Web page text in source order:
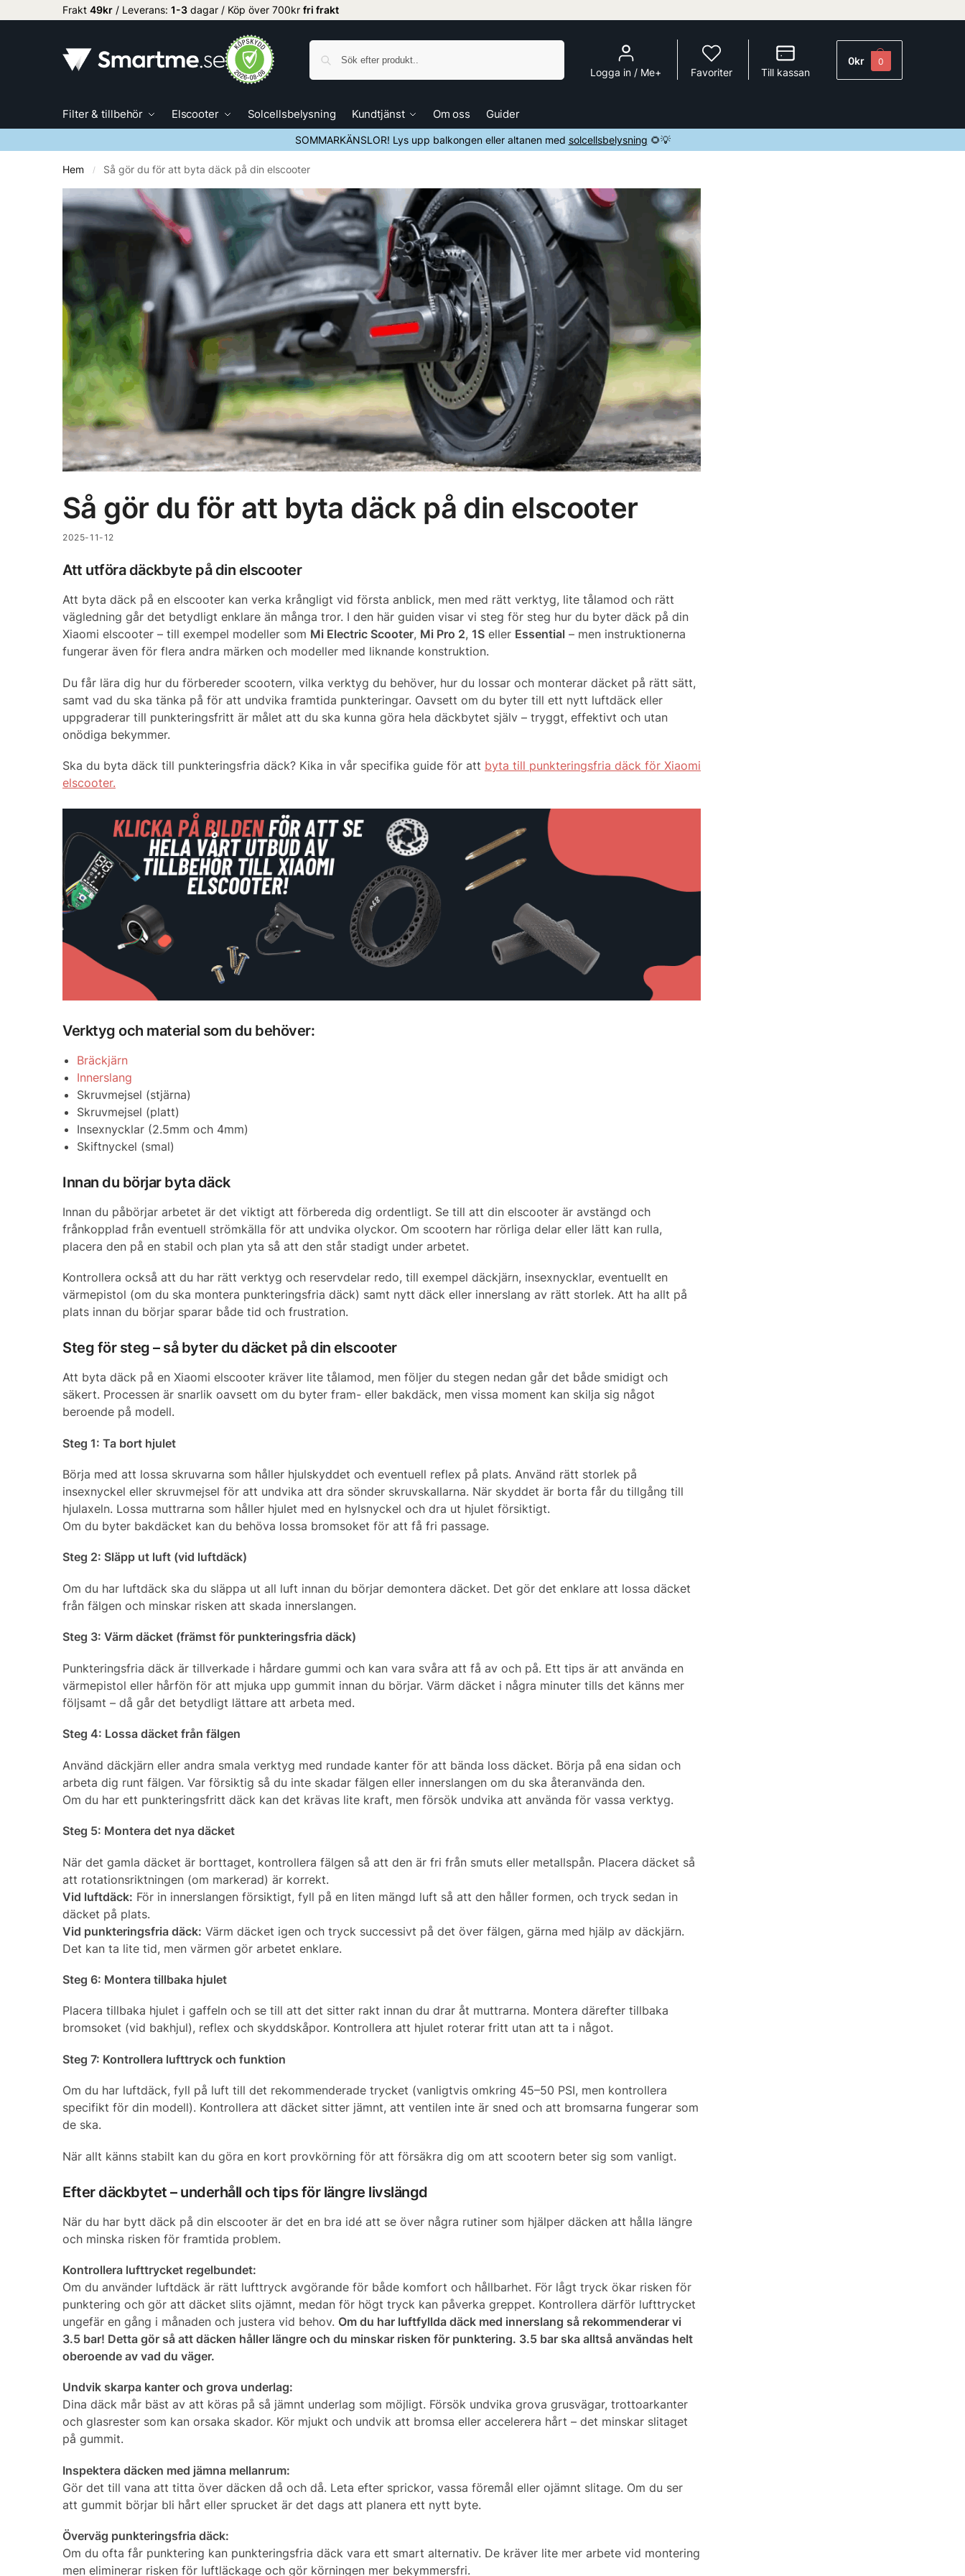
Frakt 49kr / Leverans: 1-3 dagar / Köp över 700kr fri frakt
Logga in / Me+ Favoriter Till kassan
0kr 0
Filter & tillbehör Elscooter Solcellsbelysning Kundtjänst Om oss Guider
SOMMARKÄNSLOR! Lys upp balkongen eller altanen med solcellsbelysning 🌻💡
Hem / Så gör du för att byta däck på din elscooter
Så gör du för att byta däck på din elscooter
2025-11-12
Att utföra däckbyte på din elscooter
Att byta däck på en elscooter kan verka krångligt vid första anblick, men med rätt verktyg, lite tålamod och rätt
vägledning går det betydligt enklare än många tror. I den här guiden visar vi steg för steg hur du byter däck på din
Xiaomi elscooter – till exempel modeller som Mi Electric Scooter, Mi Pro 2, 1S eller Essential – men instruktionerna
fungerar även för flera andra märken och modeller med liknande konstruktion.
Du får lära dig hur du förbereder scootern, vilka verktyg du behöver, hur du lossar och monterar däcket på rätt sätt,
samt vad du ska tänka på för att undvika framtida punkteringar. Oavsett om du byter till ett nytt luftdäck eller
uppgraderar till punkteringsfritt är målet att du ska kunna göra hela däckbytet själv – tryggt, effektivt och utan
onödiga bekymmer.
Ska du byta däck till punkteringsfria däck? Kika in vår specifika guide för att byta till punkteringsfria däck för Xiaomi
elscooter.
Verktyg och material som du behöver:
Bräckjärn
Innerslang
Skruvmejsel (stjärna)
Skruvmejsel (platt)
Insexnycklar (2.5mm och 4mm)
Skiftnyckel (smal)
Innan du börjar byta däck
Innan du påbörjar arbetet är det viktigt att förbereda dig ordentligt. Se till att din elscooter är avstängd och
frånkopplad från eventuell strömkälla för att undvika olyckor. Om scootern har rörliga delar eller lätt kan rulla,
placera den på en stabil och plan yta så att den står stadigt under arbetet.
Kontrollera också att du har rätt verktyg och reservdelar redo, till exempel däckjärn, insexnycklar, eventuellt en
värmepistol (om du ska montera punkteringsfria däck) samt nytt däck eller innerslang av rätt storlek. Att ha allt på
plats innan du börjar sparar både tid och frustration.
Steg för steg – så byter du däcket på din elscooter
Att byta däck på en Xiaomi elscooter kräver lite tålamod, men följer du stegen nedan går det både smidigt och
säkert. Processen är snarlik oavsett om du byter fram- eller bakdäck, men vissa moment kan skilja sig något
beroende på modell.
Steg 1: Ta bort hjulet
Börja med att lossa skruvarna som håller hjulskyddet och eventuell reflex på plats. Använd rätt storlek på
insexnyckel eller skruvmejsel för att undvika att dra sönder skruvskallarna. När skyddet är borta får du tillgång till
hjulaxeln. Lossa muttrarna som håller hjulet med en hylsnyckel och dra ut hjulet försiktigt.
Om du byter bakdäcket kan du behöva lossa bromsoket för att få fri passage.
Steg 2: Släpp ut luft (vid luftdäck)
Om du har luftdäck ska du släppa ut all luft innan du börjar demontera däcket. Det gör det enklare att lossa däcket
från fälgen och minskar risken att skada innerslangen.
Steg 3: Värm däcket (främst för punkteringsfria däck)
Punkteringsfria däck är tillverkade i hårdare gummi och kan vara svåra att få av och på. Ett tips är att använda en
värmepistol eller hårfön för att mjuka upp gummit innan du börjar. Värm däcket i några minuter tills det känns mer
följsamt – då går det betydligt lättare att arbeta med.
Steg 4: Lossa däcket från fälgen
Använd däckjärn eller andra smala verktyg med rundade kanter för att bända loss däcket. Börja på ena sidan och
arbeta dig runt fälgen. Var försiktig så du inte skadar fälgen eller innerslangen om du ska återanvända den.
Om du har ett punkteringsfritt däck kan det krävas lite kraft, men försök undvika att använda för vassa verktyg.
Steg 5: Montera det nya däcket
När det gamla däcket är borttaget, kontrollera fälgen så att den är fri från smuts eller metallspån. Placera däcket så
att rotationsriktningen (om markerad) är korrekt.
Vid luftdäck: För in innerslangen försiktigt, fyll på en liten mängd luft så att den håller formen, och tryck sedan in
däcket på plats.
Vid punkteringsfria däck: Värm däcket igen och tryck successivt på det över fälgen, gärna med hjälp av däckjärn.
Det kan ta lite tid, men värmen gör arbetet enklare.
Steg 6: Montera tillbaka hjulet
Placera tillbaka hjulet i gaffeln och se till att det sitter rakt innan du drar åt muttrarna. Montera därefter tillbaka
bromsoket (vid bakhjul), reflex och skyddskåpor. Kontrollera att hjulet roterar fritt utan att ta i något.
Steg 7: Kontrollera lufttryck och funktion
Om du har luftdäck, fyll på luft till det rekommenderade trycket (vanligtvis omkring 45–50 PSI, men kontrollera
specifikt för din modell). Kontrollera att däcket sitter jämnt, att ventilen inte är sned och att bromsarna fungerar som
de ska.
När allt känns stabilt kan du göra en kort provkörning för att försäkra dig om att scootern beter sig som vanligt.
Efter däckbytet – underhåll och tips för längre livslängd
När du har bytt däck på din elscooter är det en bra idé att se över några rutiner som hjälper däcken att hålla längre
och minska risken för framtida problem.
Kontrollera lufttrycket regelbundet:
Om du använder luftdäck är rätt lufttryck avgörande för både komfort och hållbarhet. För lågt tryck ökar risken för
punktering och gör att däcket slits ojämnt, medan för högt tryck kan påverka greppet. Kontrollera därför lufttrycket
ungefär en gång i månaden och justera vid behov. Om du har luftfyllda däck med innerslang så rekommenderar vi
3.5 bar! Detta gör så att däcken håller längre och du minskar risken för punktering. 3.5 bar ska alltså användas helt
oberoende av vad du väger.
Undvik skarpa kanter och grova underlag:
Dina däck mår bäst av att köras på så jämnt underlag som möjligt. Försök undvika grova grusvägar, trottoarkanter
och glasrester som kan orsaka skador. Kör mjukt och undvik att bromsa eller accelerera hårt – det minskar slitaget
på gummit.
Inspektera däcken med jämna mellanrum:
Gör det till vana att titta över däcken då och då. Leta efter sprickor, vassa föremål eller ojämnt slitage. Om du ser
att gummit börjar bli hårt eller sprucket är det dags att planera ett nytt byte.
Överväg punkteringsfria däck:
Om du ofta får punktering kan punkteringsfria däck vara ett smart alternativ. De kräver lite mer arbete vid montering
men eliminerar risken för luftläckage och gör körningen mer bekymmersfri.